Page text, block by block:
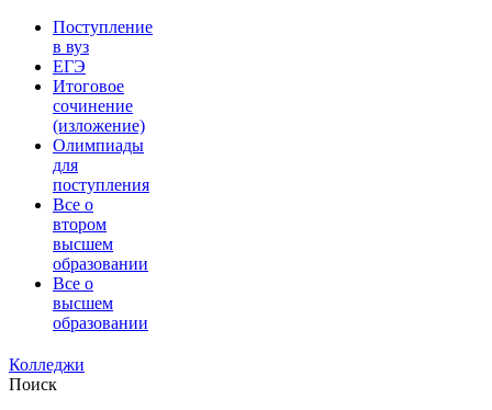
Поступление
в вуз
ЕГЭ
Итоговое
сочинение
(изложение)
Олимпиады
для
поступления
Все о
втором
высшем
образовании
Все о
высшем
образовании
Колледжи
Поиск